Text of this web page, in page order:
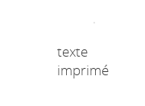
texte
imprimé